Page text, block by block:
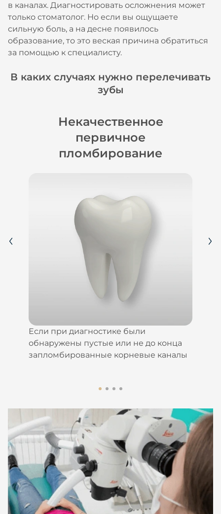
в каналах. Диагностировать осложнения может
только стоматолог. Но если вы ощущаете
сильную боль, а на десне появилось
образование, то это веская причина обратиться
за помощью к специалисту.
В каких случаях нужно перелечивать
зубы
Некачественное
первичное
пломбирование
Если при диагностике были
обнаружены пустые или не до конца
запломбированные корневые каналы